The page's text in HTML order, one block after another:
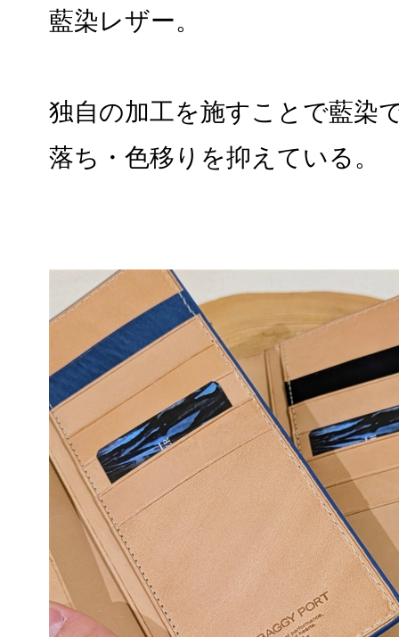
藍染レザー。
独自の加工を施すことで藍染
落ち・色移りを抑えている。